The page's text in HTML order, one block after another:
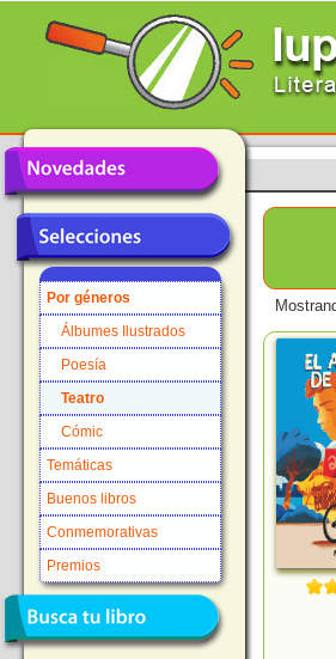
Por géneros
Álbumes Ilustrados
Poesía
Teatro
Cómic
Temáticas
Buenos libros
Conmemorativas
Premios